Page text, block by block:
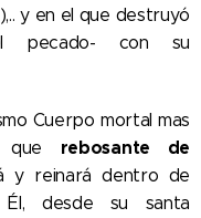
y en el que destruyó
pecado- con su
Cuerpo mortal mas
que rebosante de
y reinará dentro de
desde su santa